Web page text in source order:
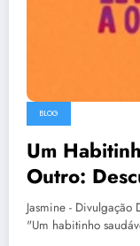
BLOG
Um
Outro:
da Jasmine
Jasmine - Divulgação
"Um habitinho